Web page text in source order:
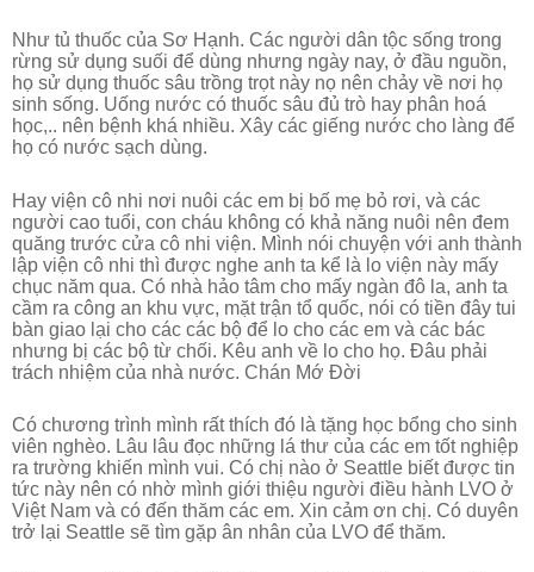
Như tủ thuốc của Sơ Hạnh. Các người dân tộc sống trong
rừng sử dụng suối để dùng nhưng ngày nay, ở đầu nguồn,
họ sử dụng thuốc sâu trồng trọt này nọ nên chảy về nơi họ
sinh sống. Uống nước có thuốc sâu đủ trò hay phân hoá
học,.. nên bệnh khá nhiều. Xây các giếng nước cho làng để
họ có nước sạch dùng.
Hay viện cô nhi nơi nuôi các em bị bố mẹ bỏ rơi, và các
người cao tuổi, con cháu không có khả năng nuôi nên đem
quăng trước cửa cô nhi viện. Mình nói chuyện với anh thành
lập viện cô nhi thì được nghe anh ta kể là lo viện này mấy
chục năm qua. Có nhà hảo tâm cho mấy ngàn đô la, anh ta
cầm ra công an khu vực, mặt trận tổ quốc, nói có tiền đây tui
bàn giao lại cho các các bộ để lo cho các em và các bác
nhưng bị các bộ từ chối. Kêu anh về lo cho họ. Đâu phải
trách nhiệm của nhà nước. Chán Mớ Đời
Có chương trình mình rất thích đó là tặng học bổng cho sinh
viên nghèo. Lâu lâu đọc những lá thư của các em tốt nghiệp
ra trường khiến mình vui. Có chị nào ở Seattle biết được tin
tức này nên có nhờ mình giới thiệu người điều hành LVO ở
Việt Nam và có đến thăm các em. Xin cảm ơn chị. Có duyên
trở lại Seattle sẽ tìm gặp ân nhân của LVO để thăm.